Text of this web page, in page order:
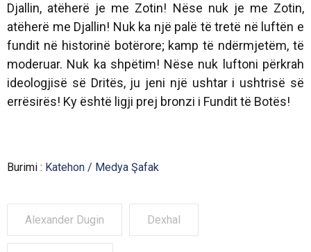
Djallin, atëherë je me Zotin! Nëse nuk je me Zotin,
atëherë me Djallin! Nuk ka një palë të tretë në luftën e
fundit në historinë botërore; kamp të ndërmjetëm, të
moderuar. Nuk ka shpëtim! Nëse nuk luftoni përkrah
ideologjisë së Dritës, ju jeni një ushtar i ushtrisë së
errësirës! Ky është ligji prej bronzi i Fundit të Botës!
Burimi : Katehon / Medya Şafak
Alexander Dugin Dexhal